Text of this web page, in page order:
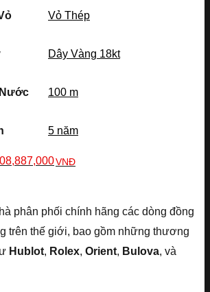
Vỏ Thép
Dây Vàng 18kt
100 m
5 năm
VNĐ
phân phối chính hãng các dòng đồng
trên thế giới, bao gồm những thương
Hublot, Rolex, Orient, Bulova, và